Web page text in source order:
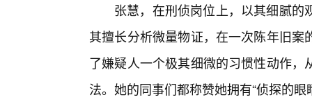
张慧，在刑侦岗位上，以其细腻
其擅长分析微量物证，在一次陈年旧
了嫌疑人一个极其细微的习惯性动作
法。她的同事们都称赞她拥有“侦探的眼